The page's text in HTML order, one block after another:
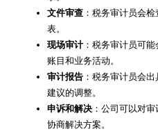
文件审查：税务审计员会
表。
现场审计：税务审计员可
账目和业务活动。
审计报告：税务审计员会
建议的调整。
申诉和解决：公司可以对
协商解决方案。